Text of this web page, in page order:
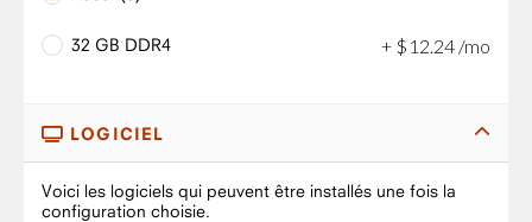
32 GB DDR4 + $ 12 24 /mo
LOGICIEL
Voici les logiciels qui peuvent être installés une fois la
configuration choisie.